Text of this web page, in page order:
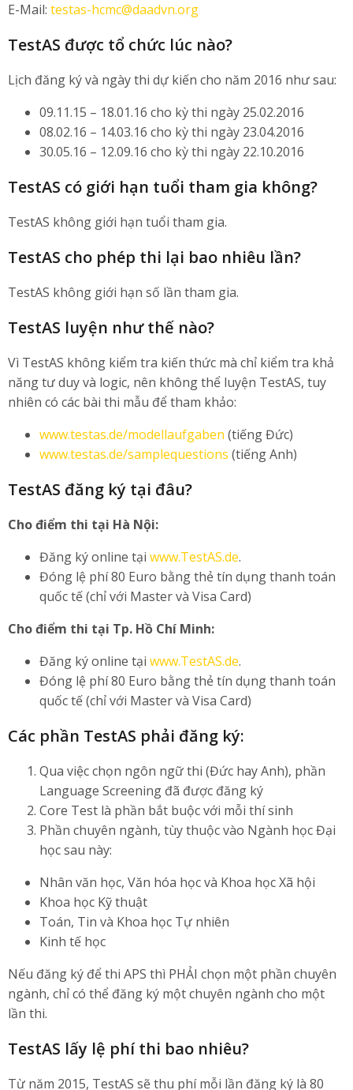
E-Mail: testas-hcmc@daadvn.org
TestAS được tổ chức lúc nào?
Lịch đăng ký và ngày thi dự kiến cho năm 2016 như sau:
09.11.15 – 18.01.16 cho kỳ thi ngày 25.02.2016
08.02.16 – 14.03.16 cho kỳ thi ngày 23.04.2016
30.05.16 – 12.09.16 cho kỳ thi ngày 22.10.2016
TestAS có giới hạn tuổi tham gia không?
TestAS không giới hạn tuổi tham gia.
TestAS cho phép thi lại bao nhiêu lần?
TestAS không giới hạn số lần tham gia.
TestAS luyện như thế nào?
Vì TestAS không kiểm tra kiến thức mà chỉ kiểm tra khả
năng tư duy và logic, nên không thể luyện TestAS, tuy
nhiên có các bài thi mẫu để tham khảo:
www.testas.de/modellaufgaben (tiếng Đức)
www.testas.de/samplequestions (tiếng Anh)
TestAS đăng ký tại đâu?
Cho điểm thi tại Hà Nội:
Đăng ký online tại www.TestAS.de.
Đóng lệ phí 80 Euro bằng thẻ tín dụng thanh toán
quốc tế (chỉ với Master và Visa Card)
Cho điểm thi tại Tp. Hồ Chí Minh:
Đăng ký online tại www.TestAS.de.
Đóng lệ phí 80 Euro bằng thẻ tín dụng thanh toán
quốc tế (chỉ với Master và Visa Card)
Các phần TestAS phải đăng ký:
Qua việc chọn ngôn ngữ thi (Đức hay Anh), phần
Language Screening đã được đăng ký
Core Test là phần bắt buộc với mỗi thí sinh
Phần chuyên ngành, tùy thuộc vào Ngành học Đại
học sau này:
Nhân văn học, Văn hóa học và Khoa học Xã hội
Khoa học Kỹ thuật
Toán, Tin và Khoa học Tự nhiên
Kinh tế học
Nếu đăng ký để thi APS thì PHẢI chọn một phần chuyên
ngành, chỉ có thể đăng ký một chuyên ngành cho một
lần thi.
TestAS lấy lệ phí thi bao nhiêu?
Từ năm 2015, TestAS sẽ thu phí mỗi lần đăng ký là 80